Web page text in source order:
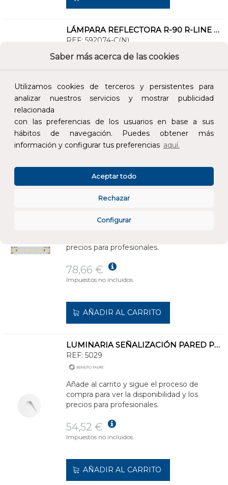
Saber más acerca de las cookies
Utilizamos cookies de terceros y persistentes para
analizar nuestros servicios y mostrar publicidad
relacionada
con las preferencias de los usuarios en base a sus
hábitos de navegación. Puedes obtener más
información y configurar tus preferencias aquí.
Configurar
Rechazar
Aceptar todo
LÁMPARA REFLECTORA R-90 R-LINE LED 12W E27 3K
REF: 592074-C(N)
precios para profesionales.
Impuestos no incluidos.
41300-5
Añade al carrito y sigue el proceso de
precios para profesionales.
78,66 €
Impuestos no incluidos.
AÑADIR AL CARRITO
LUMINARIA SEÑALIZACIÓN PARED PUN BLANCO/NEGRO
REF: 5029
Añade al carrito y sigue el proceso de
compra para ver la disponibilidad y los
precios para profesionales.
54,52 €
Impuestos no incluidos.
AÑADIR AL CARRITO